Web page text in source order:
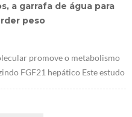
a garrafa de água para
peso
promove o metabolismo
FGF21 hepático Este estudo
que Fabricante de água com
corporal sem afetar a